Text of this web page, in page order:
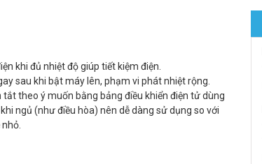
khi đủ nhiệt độ giúp tiết kiệm điện.
sau khi bật máy lên, phạm vi phát nhiệt rộng.
theo ý muốn bằng bảng điều khiển điện tử dùng
ngủ (như điều hòa) nên dễ dàng sử dụng so với